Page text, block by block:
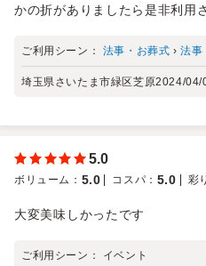
かの折がありましたら是非利用
ご利用シーン： 法事・お葬式 ›法事
埼玉県さいたま市緑区芝原2024/04/
5.0
ボリューム ： 5.0 コスパ ： 5.0 彩り
大変美味しかったです
ご利用シーン： イベント